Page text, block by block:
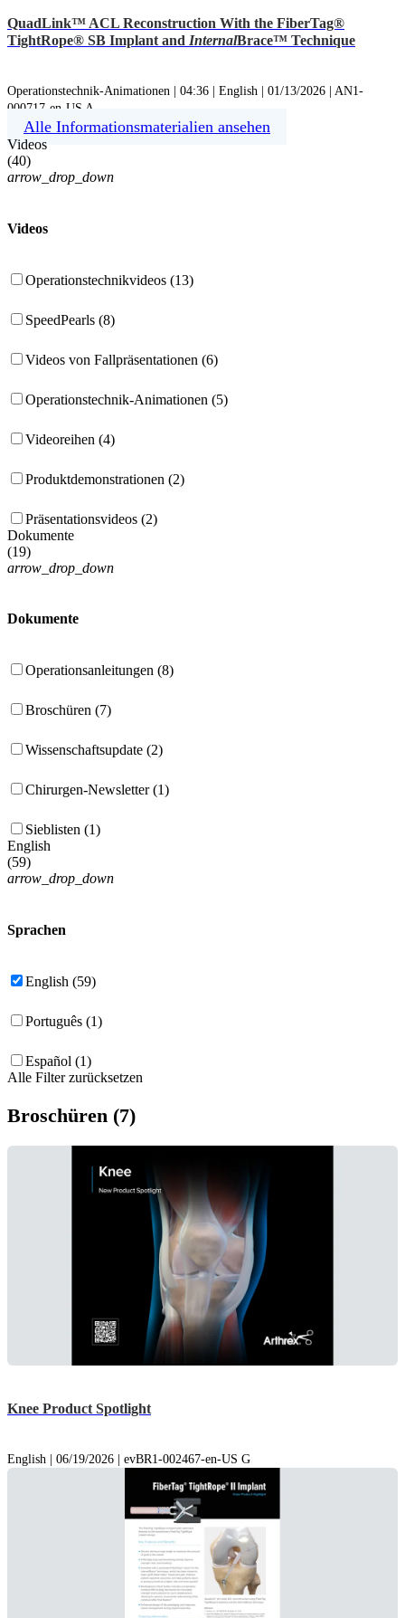
QuadLink™ ACL Reconstruction With the FiberTag®
TightRope® SB Implant and InternalBrace™ Technique
Operationstechnik-Animationen | 04:36 | English | 01/13/2026 | AN1-
000717-en-US A
Alle Informationsmaterialien ansehen
Videos
(40)
arrow_drop_down
Videos
Operationstechnikvideos (13)
SpeedPearls (8)
Videos von Fallpräsentationen (6)
Operationstechnik-Animationen (5)
Videoreihen (4)
Produktdemonstrationen (2)
Präsentationsvideos (2)
Dokumente
(19)
arrow_drop_down
Dokumente
Operationsanleitungen (8)
Broschüren (7)
Wissenschaftsupdate (2)
Chirurgen-Newsletter (1)
Sieblisten (1)
English
(59)
arrow_drop_down
Sprachen
English (59)
Português (1)
Español (1)
Alle Filter zurücksetzen
Broschüren (7)
Knee Product Spotlight
English | 06/19/2026 | evBR1-002467-en-US G